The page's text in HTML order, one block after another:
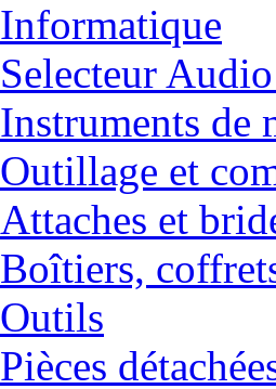
Informatique
Selecteur
Instruments de
Outillage et
Attaches et
Boîtiers,
Outils
Pièces